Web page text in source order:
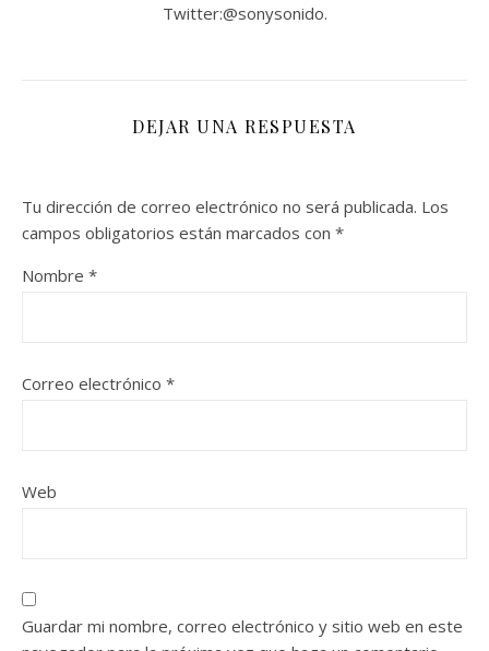
Twitter:@sonysonido.
DEJAR UNA RESPUESTA
Tu dirección de correo electrónico no será publicada. Los
campos obligatorios están marcados con *
Nombre *
Correo electrónico *
Web
Guardar mi nombre, correo electrónico y sitio web en este